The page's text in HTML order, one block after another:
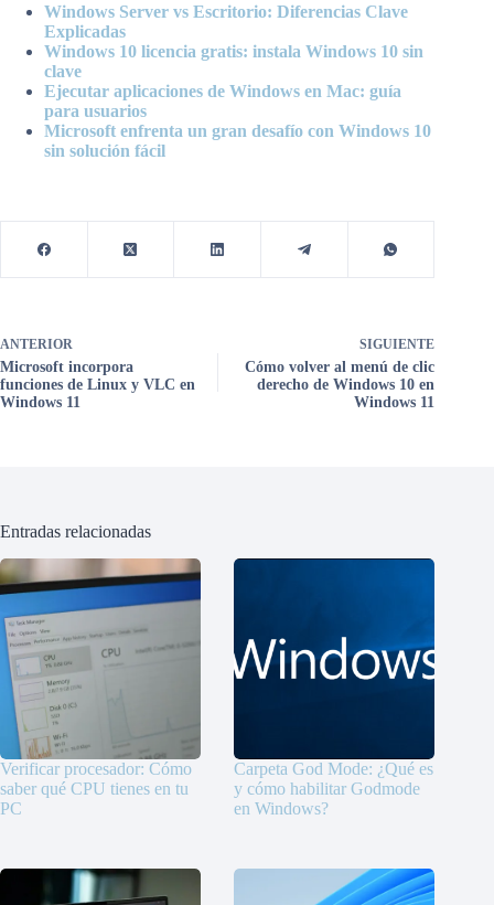
Windows Server vs Escritorio: Diferencias Clave
Explicadas
Windows 10 licencia gratis: instala Windows 10 sin
clave
Ejecutar aplicaciones de Windows en Mac: guía
para usuarios
Microsoft enfrenta un gran desafío con Windows 10
sin solución fácil
ANTERIOR
Microsoft incorpora
funciones de Linux y VLC en
Windows 11
SIGUIENTE
Cómo volver al menú de clic
derecho de Windows 10 en
Windows 11
Entradas relacionadas
Verificar procesador: Cómo
saber qué CPU tienes en tu
PC
Carpeta God Mode: ¿Qué es
y cómo habilitar Godmode
en Windows?